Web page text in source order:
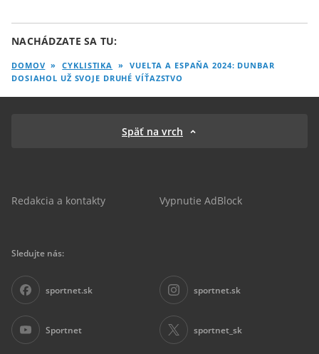
NACHÁDZATE SA TU:
DOMOV » CYKLISTIKA » VUELTA A ESPAŇA 2024: DUNBAR
DOSIAHOL UŽ SVOJE DRUHÉ VÍŤAZSTVO
Späť na vrch
Redakcia a kontakty Vypnutie AdBlock
Sledujte nás:
sportnet.sk sportnet.sk
Sportnet sportnet_sk